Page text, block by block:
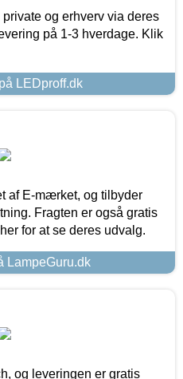
og erhverv via deres
på 1-3 hverdage. Klik
LEDproff.dk
af E-mærket, og tilbyder
Fragten er også gratis
for at se deres udvalg.
LampeGuru.dk
og leveringen er gratis